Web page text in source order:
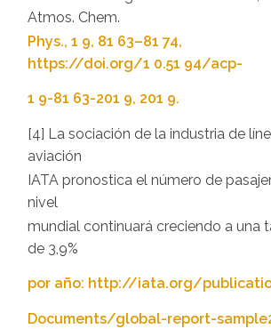
Atmos. Chem.
Phys., 1 9, 81 63–81 74,
https://doi.org/1 0.51 94/acp-
1 9-81 63-201 9, 201 9.
[4] La sociación de la industria de
aviación
IATA pronostica el número de
nivel
mundial continuará creciendo a una
de 3,9%
por año: http://iata.org/
Documents/global-report-